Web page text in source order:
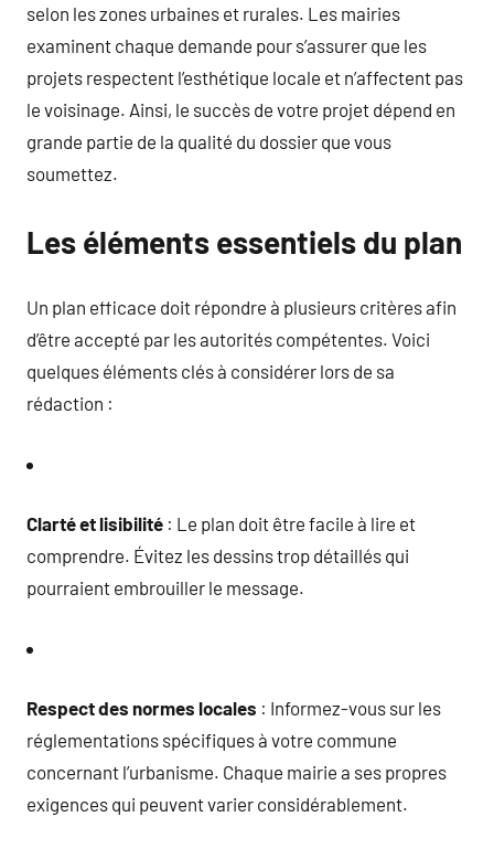
selon les zones urbaines et rurales. Les mairies
examinent chaque demande pour s’assurer que les
projets respectent l’esthétique locale et n’affectent pas
le voisinage. Ainsi, le succès de votre projet dépend en
grande partie de la qualité du dossier que vous
soumettez.
Les éléments essentiels du plan
Un plan efficace doit répondre à plusieurs critères afin
d’être accepté par les autorités compétentes. Voici
quelques éléments clés à considérer lors de sa
rédaction :
Clarté et lisibilité : Le plan doit être facile à lire et
comprendre. Évitez les dessins trop détaillés qui
pourraient embrouiller le message.
Respect des normes locales : Informez-vous sur les
réglementations spécifiques à votre commune
concernant l’urbanisme. Chaque mairie a ses propres
exigences qui peuvent varier considérablement.